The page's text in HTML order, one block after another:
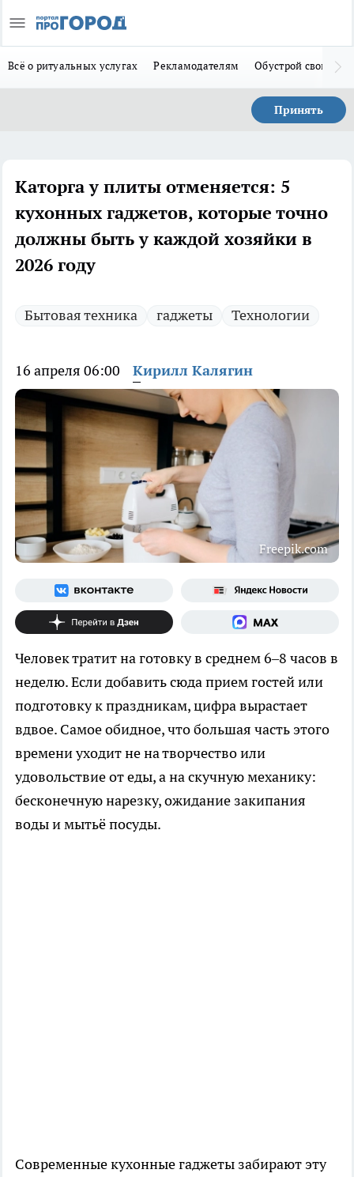
Всё о ритуальных услугах Рекламодателям Обустрой свой дом
Принять
Каторга у плиты отменяется: 5
кухонных гаджетов, которые точно
должны быть у каждой хозяйки в
2026 году
Бытовая техника гаджеты Технологии
16 апреля 06:00 Кирилл Калягин
Freepik.com
Человек тратит на готовку в среднем 6–8 часов в
неделю. Если добавить сюда прием гостей или
подготовку к праздникам, цифра вырастает
вдвое. Самое обидное, что большая часть этого
времени уходит не на творчество или
удовольствие от еды, а на скучную механику:
бесконечную нарезку, ожидание закипания
воды и мытьё посуды.
Современные кухонные гаджеты забирают эту